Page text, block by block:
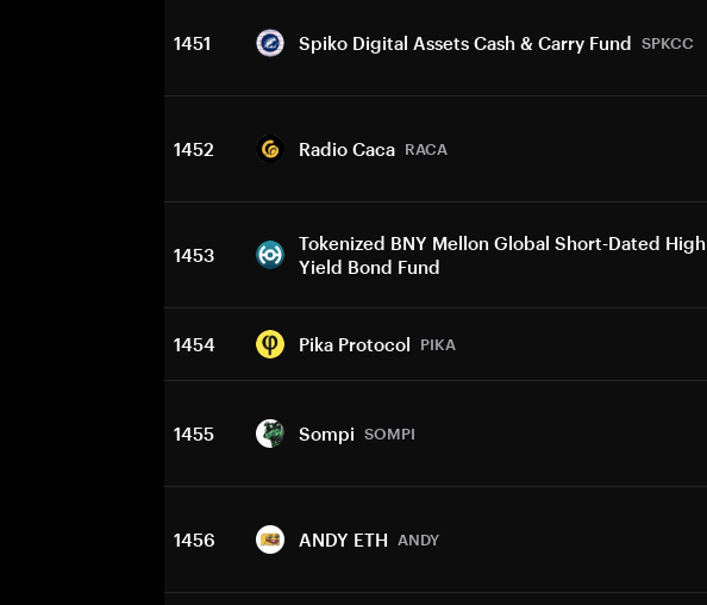
1451 Spiko Digital Assets Cash & Carry Fund SPKCC
1452 Radio Caca RACA
1453
Tokenized BNY Mellon Global Short-Dated High
Yield Bond Fund
1454 Pika Protocol PIKA
1455 Sompi SOMPI
1456 ANDY ETH ANDY